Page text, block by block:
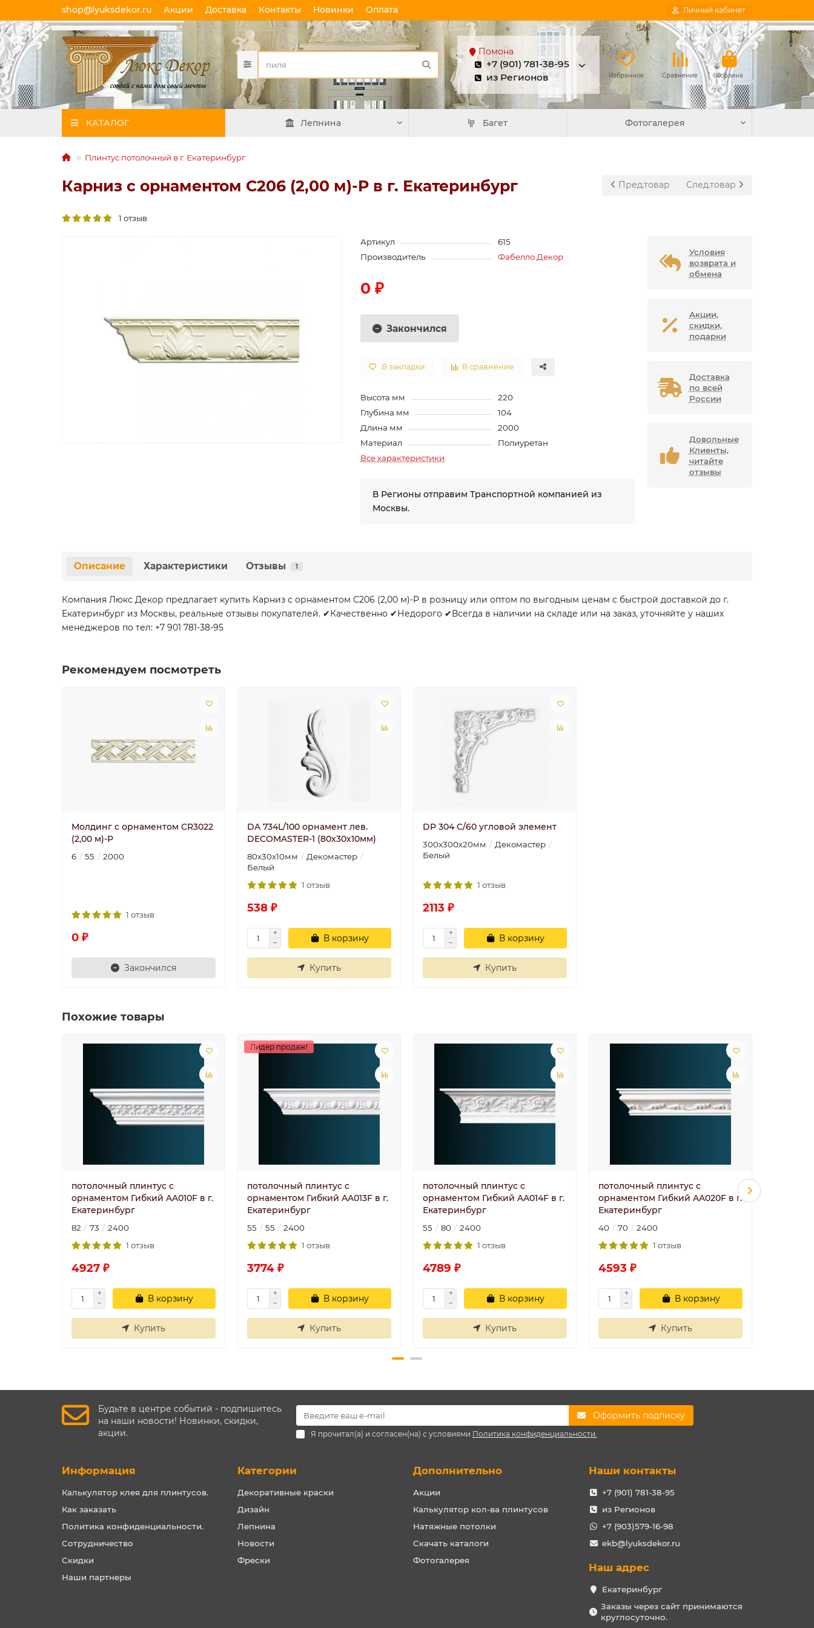
shop@lyuksdekor.ru Акции Доставка Контакты Новинки Оплата Личный кабинет
Помона
+7 (901) 781-38-95
из Регионов
Избранное Сравнение Корзина
КАТАЛОГ Лепнина Багет Фотогалерея
Плинтус потолочный в г. Екатеринбург
Пред.товар След.товар
Карниз с орнаментом C206 (2,00 м)-P в г. Екатеринбург
1 отзыв
Артикул
615
Производитель
Фабелло Декор
0 ₽
Закончился
В закладки В сравнение
Высота мм
220
Глубина мм
104
Длина мм
2000
Материал
Полиуретан
Все характеристики
В Регионы отправим Транспортной компанией из
Москвы.
Условия
возврата и
обмена
Акции,
скидки,
подарки
Доставка
по всей
России
Довольные
Клиенты,
читайте
отзывы
Описание Характеристики Отзывы 1
Компания Люкс Декор предлагает купить Карниз с орнаментом C206 (2,00 м)-P в розницу или оптом по выгодным ценам с быстрой доставкой до г.
Екатеринбург из Москвы, реальные отзывы покупателей. ✔Качественно ✔Недорого ✔Всегда в наличии на складе или на заказ, уточняйте у наших
менеджеров по тел: +7 901 781-38-95
Рекомендуем посмотреть
Молдинг с орнаментом CR3022
(2,00 м)-P
6 55 2000
1 отзыв
0 ₽
Закончился
DA 734L/100 орнамент лев.
DECOMASTER-1 (80х30х10мм)
80х30х10мм
Декомастер
Белый
1 отзыв
538 ₽
В корзину
Купить
DP 304 C/60 угловой элемент
300х300х20мм
Декомастер
Белый
1 отзыв
2113 ₽
В корзину
Купить
Похожие товары
потолочный плинтус с
орнаментом Гибкий AA010F в г.
Екатеринбург
82 73
2400
1 отзыв
4927 ₽
В корзину
Купить
Лидер продаж!
потолочный плинтус с
орнаментом Гибкий AA013F в г.
Екатеринбург
55 55
2400
1 отзыв
3774 ₽
В корзину
Купить
потолочный плинтус с
орнаментом Гибкий AA014F в г.
Екатеринбург
55 80
2400
1 отзыв
4789 ₽
В корзину
Купить
потолочный плинтус с
орнаментом Гибкий AA020F в г.
Екатеринбург
40 70
2400
1 отзыв
4593 ₽
В корзину
Купить
Будьте в центре событий - подпишитесь
на наши новости! Новинки, скидки,
акции.
Оформить подписку
Я прочитал(а) и согласен(на) с условиями Политика конфиденциальности.
Информация
Калькулятор клея для плинтусов.
Как заказать
Политика конфиденциальности.
Сотрудничество
Скидки
Наши партнеры
Категории
Декоративные краски
Дизайн
Лепнина
Новости
Фрески
Дополнительно
Акции
Калькулятор кол-ва плинтусов
Натяжные потолки
Скачать каталоги
Фотогалерея
Наши контакты
+7 (901) 781-38-95
из Регионов
+7 (903)579-16-98
ekb@lyuksdekor.ru
Наш адрес
Екатеринбург
Заказы через сайт принимаются
круглосуточно.